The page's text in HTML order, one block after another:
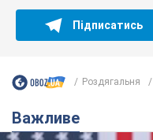
Підписатись
Роздягальня
Важливе